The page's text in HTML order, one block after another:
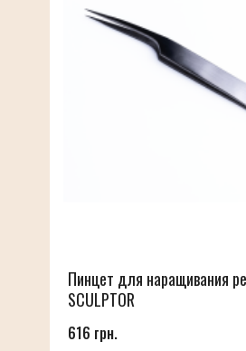
Пинцет для наращивания
SCULPTOR
616 грн.